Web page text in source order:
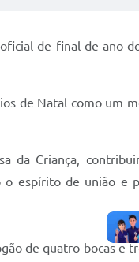
de final de ano
de Natal como um
da Criança,
espírito de união e
de quatro bocas e